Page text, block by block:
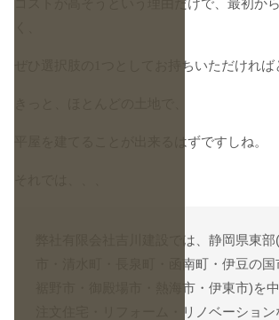
コストが高そうという理由だけで、最初か
ぜひ選択肢の1つとしてお持ちいただければ
平屋を建てることが出来るはずですしね。
弊社有限会社吉川建設では、静岡県東
市・清水町・長泉町・函南町・伊豆の国
裾野市・御殿場市・熱海市・伊東市)を
注文住宅・リフォーム・リノベーショ